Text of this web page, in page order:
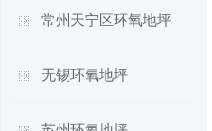
常州天宁区环氧地坪
无锡环氧地坪